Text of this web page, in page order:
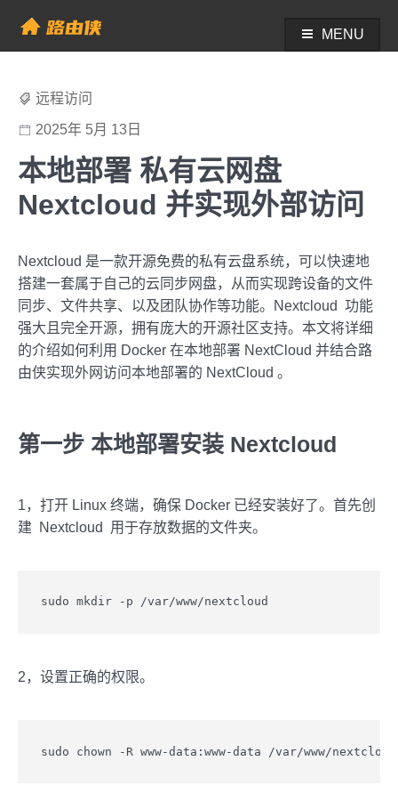
content
帮助中心 - 路由侠
MENU
远程访问
2025年 5月 13日
本地部署 私有云网盘
Nextcloud 并实现外部访问
Nextcloud 是一款开源免费的私有云盘系统，可以快速地
搭建一套属于自己的云同步网盘，从而实现跨设备的文件
同步、文件共享、以及团队协作等功能。Nextcloud 功能
强大且完全开源，拥有庞大的开源社区支持。本文将详细
的介绍如何利用 Docker 在本地部署 NextCloud 并结合路
由侠实现外网访问本地部署的 NextCloud 。
第一步 本地部署安装 Nextcloud
1，打开 Linux 终端，确保 Docker 已经安装好了。首先创
建 Nextcloud 用于存放数据的文件夹。
sudo mkdir -p /var/www/nextcloud
2，设置正确的权限。